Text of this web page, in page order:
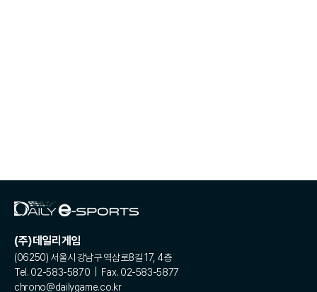
(주)데일리게임
(06250) 서울시 강남구 역삼로8길 17, 4층
Tel. 02-583-5870 | Fax. 02-583-5877
chrono@dailygame.co.kr